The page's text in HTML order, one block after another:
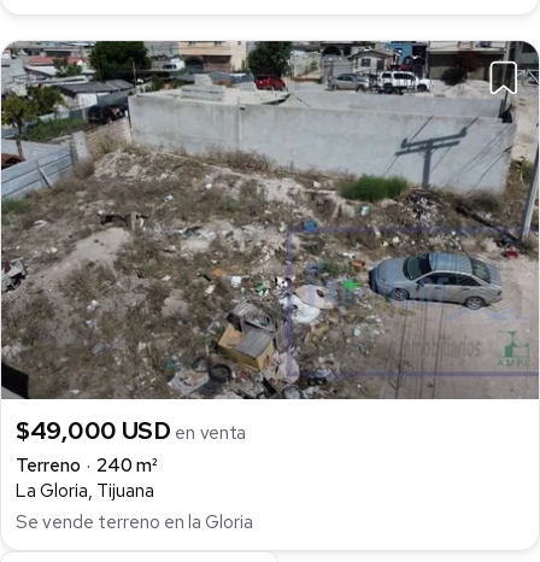
$49,000 USD en venta
Terreno
240 m²
La Gloria, Tijuana
Se vende terreno en la Gloria